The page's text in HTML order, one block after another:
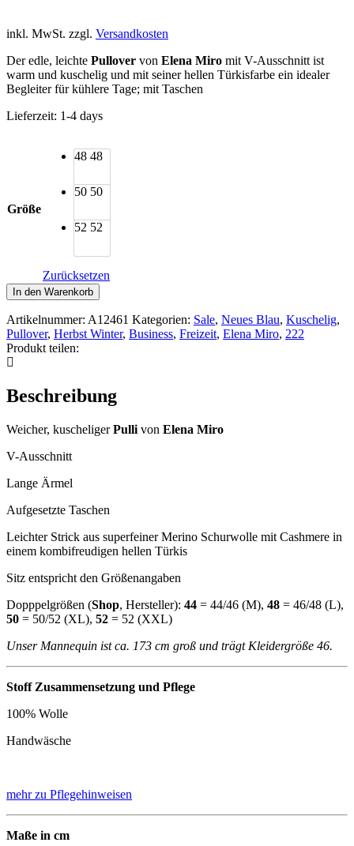
inkl. MwSt. zzgl. Versandkosten
Der edle, leichte Pullover von Elena Miro mit V-Ausschnitt ist
warm und kuschelig und mit seiner hellen Türkisfarbe ein idealer
Begleiter für kühlere Tage; mit Taschen
Lieferzeit: 1-4 days
Größe
48 48
50 50
52 52
Zurücksetzen
Elena
Miro
Pullover
Taschen
türkis
Menge
In den Warenkorb
Artikelnummer: A12461 Kategorien: Sale, Neues Blau, Kuschelig,
Pullover, Herbst Winter, Business, Freizeit, Elena Miro, 222
Produkt teilen:
Beschreibung
Weicher, kuscheligerPulli von Elena Miro
V-Ausschnitt
Lange Ärmel
Aufgesetzte Taschen
Leichter Strick aus superfeiner Merino Schurwolle mit Cashmere in
einem kombifreudigen hellen Türkis
Sitz entspricht den Größenangaben
Dopppelgrößen (Shop, Hersteller): 44 = 44/46 (M), 48 = 46/48 (L),
50 = 50/52 (XL), 52 = 52 (XXL)
Unser Mannequin ist ca. 173 cm groß und trägt Kleidergröße 46.
Stoff Zusammensetzung und Pflege
100% Wolle
Handwäsche
mehr zu Pflegehinweisen
Maße in cm